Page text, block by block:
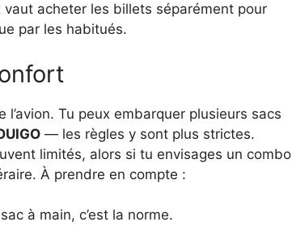
acheter les billets séparément pour
par les habitués.
Tu peux embarquer plusieurs sacs
— les règles y sont plus strictes.
limités, alors si tu envisages un combo
À prendre en compte :
à main, c’est la norme.